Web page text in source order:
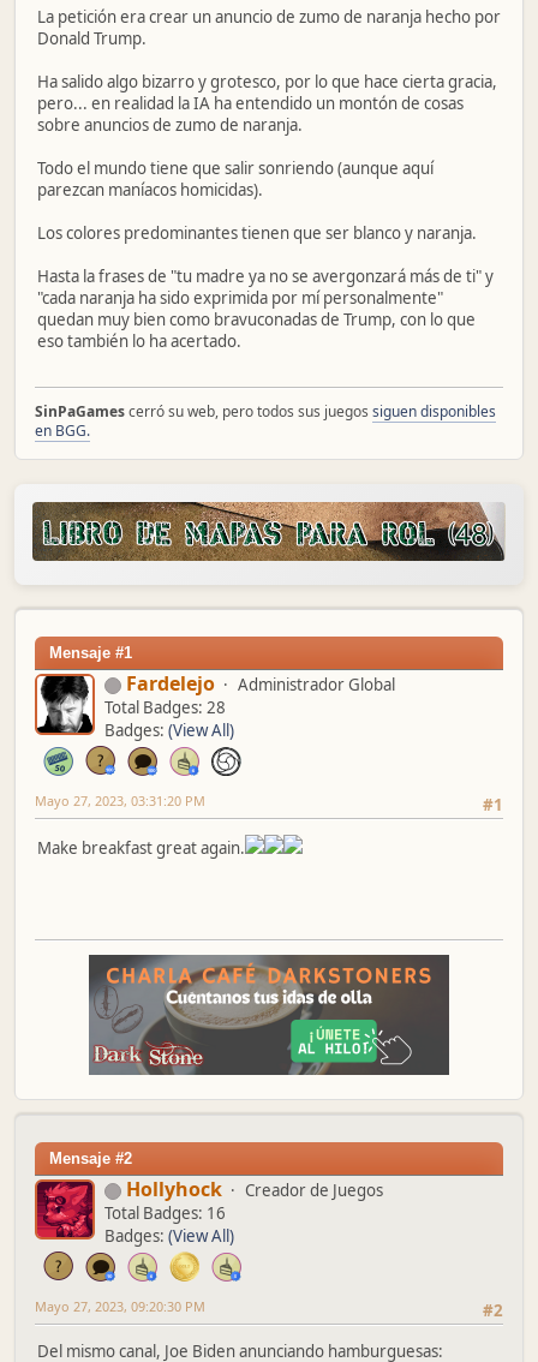
La petición era crear un anuncio de zumo de naranja hecho por
Donald Trump.
Ha salido algo bizarro y grotesco, por lo que hace cierta gracia,
pero... en realidad la IA ha entendido un montón de cosas
sobre anuncios de zumo de naranja.
Todo el mundo tiene que salir sonriendo (aunque aquí
parezcan maníacos homicidas).
Los colores predominantes tienen que ser blanco y naranja.
Hasta la frases de "tu madre ya no se avergonzará más de ti" y
"cada naranja ha sido exprimida por mí personalmente"
quedan muy bien como bravuconadas de Trump, con lo que
eso también lo ha acertado.
SinPaGamescerró su web, pero todos sus juegos siguen disponibles
en BGG.
Mensaje #1
Fardelejo
Administrador Global
Total Badges: 28
Badges: (View All)
#1
Mayo 27, 2023, 03:31:20 PM
Make breakfast great again.
Mensaje #2
Hollyhock
Creador de Juegos
Total Badges: 16
Badges: (View All)
#2
Mayo 27, 2023, 09:20:30 PM
Del mismo canal, Joe Biden anunciando hamburguesas: